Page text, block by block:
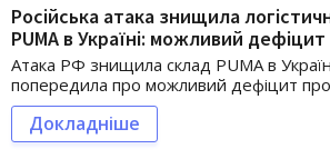
Російська атака знищила
PUMA в Україні: можливий дефіцит
Атака РФ знищила склад PUMA в
попередила про можливий дефіцит
Докладніше